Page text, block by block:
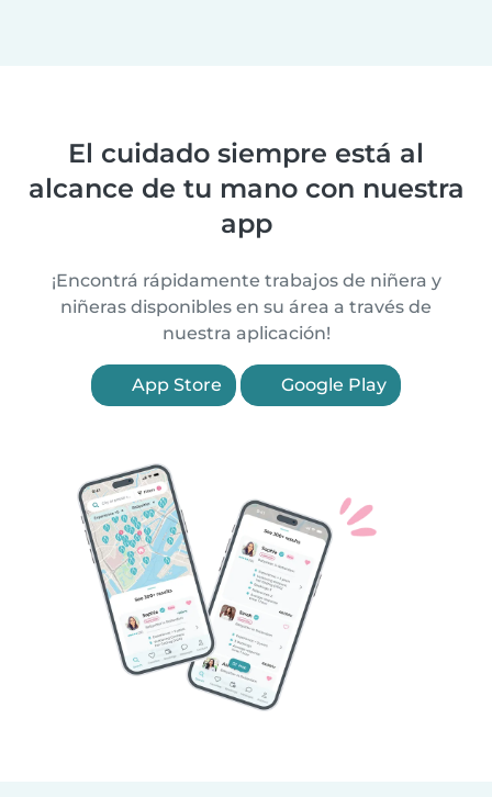
El cuidado siempre está al
alcance de tu mano con nuestra
app
¡Encontrá rápidamente trabajos de niñera y
niñeras disponibles en su área a través de
nuestra aplicación!
App Store Google Play